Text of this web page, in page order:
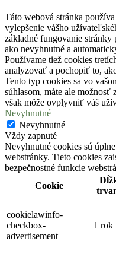
Táto webová stránka
vylepšenie vášho
základné fungovanie stránky
ako nevyhnutné a
Používame tiež cookies
analyzovať a pochopiť to,
Tento typ cookies sa vo
súhlasom, máte ale
však môže ovplyvniť váš
Nevyhnutné
Nevyhnutné
Vždy zapnuté
Nevyhnutné cookies sú
webstránky. Tieto cookies
bezpečnostné funkcie
Cookie
cookielawinfo-
checkbox-
advertisement
1 rok